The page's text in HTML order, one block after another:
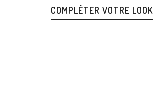
COMPLÉTER VOTRE LOOK